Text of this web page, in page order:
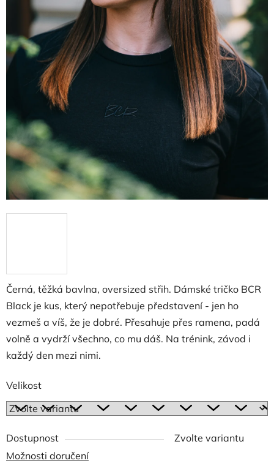
Černá, těžká bavlna, oversized střih. Dámské tričko BCR
Black je kus, který nepotřebuje představení - jen ho
vezmeš a víš, že je dobré. Přesahuje přes ramena, padá
volně a vydrží všechno, co mu dáš. Na trénink, závod i
každý den mezi nimi.
Velikost
Dostupnost
Zvolte variantu
Možnosti doručení